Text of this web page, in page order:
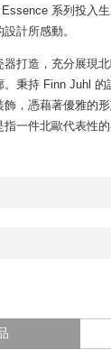
系列投入
計所感動。
打造，充分展現
。秉持 Finn Juhl
，憑藉著優雅的
一件北歐代表性